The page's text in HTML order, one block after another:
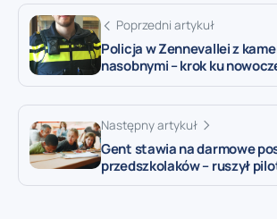
Poprzedni artykuł
Policja w Zennevallei z
nasobnymi – krok ku
Następny artykuł
Gent stawia na darmowe
przedszkolaków – ruszył